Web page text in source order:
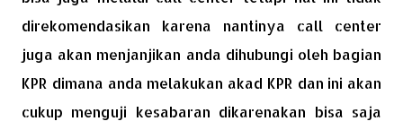
direkomendasikan karena nantinya call center
juga akan menjanjikan anda dihubungi oleh bagian
KPR dimana anda melakukan akad KPR dan ini akan
cukup menguji kesabaran dikarenakan bisa saja